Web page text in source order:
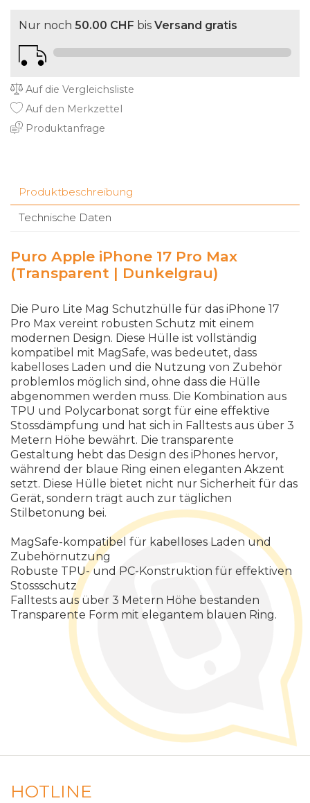
Nur noch 50.00 CHF bis Versand gratis
Auf die Vergleichsliste
Auf den Merkzettel
Produktanfrage
Produktbeschreibung
Technische Daten
Puro Apple iPhone 17 Pro Max
(Transparent | Dunkelgrau)
Die Puro Lite Mag Schutzhülle für das iPhone 17
Pro Max vereint robusten Schutz mit einem
modernen Design. Diese Hülle ist vollständig
kompatibel mit MagSafe, was bedeutet, dass
kabelloses Laden und die Nutzung von Zubehör
problemlos möglich sind, ohne dass die Hülle
abgenommen werden muss. Die Kombination aus
TPU und Polycarbonat sorgt für eine effektive
Stossdämpfung und hat sich in Falltests aus über 3
Metern Höhe bewährt. Die transparente
Gestaltung hebt das Design des iPhones hervor,
während der blaue Ring einen eleganten Akzent
setzt. Diese Hülle bietet nicht nur Sicherheit für das
Gerät, sondern trägt auch zur täglichen
Stilbetonung bei.
MagSafe-kompatibel für kabelloses Laden und
Zubehörnutzung
Robuste TPU- und PC-Konstruktion für effektiven
Stossschutz
Falltests aus über 3 Metern Höhe bestanden
Transparente Form mit elegantem blauen Ring.
HOTLINE